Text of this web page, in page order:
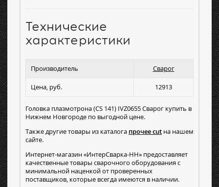
Технические
характеристики
Производитель Сварог
Цена, руб. 12913
Головка плазмотрона (CS 141) IVZ0655 Сварог купить в
Нижнем Новгороде по выгодной цене.
Также другие товары из каталога прочее cut на нашем
сайте.
Интернет-магазин «ИнтерСварка-НН» предоставляет
качественные товары сварочного оборудования с
минимальной наценкой от проверенных
поставщиков, которые всегда имеются в наличии.